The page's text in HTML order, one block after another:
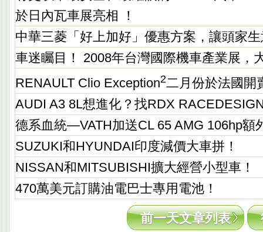
於日內瓦車展亮相 ！
中華三菱「好上加好」優惠方案，讓頭家
車迷矚目！ 2008年台灣國際機車產業展，
RENAULT Clio Exception2二月份於法國開
AUDI A3 8L想進化？找RDX
德系血統—VATH加送CL 65 AMG 106hp額
SUZUKI和HYUNDAI印度減價大車拼！
NISSAN和MITSUBISHI擴大經營小型車！
470萬美元訂購油電巴士專用電池！
前一天文章列表